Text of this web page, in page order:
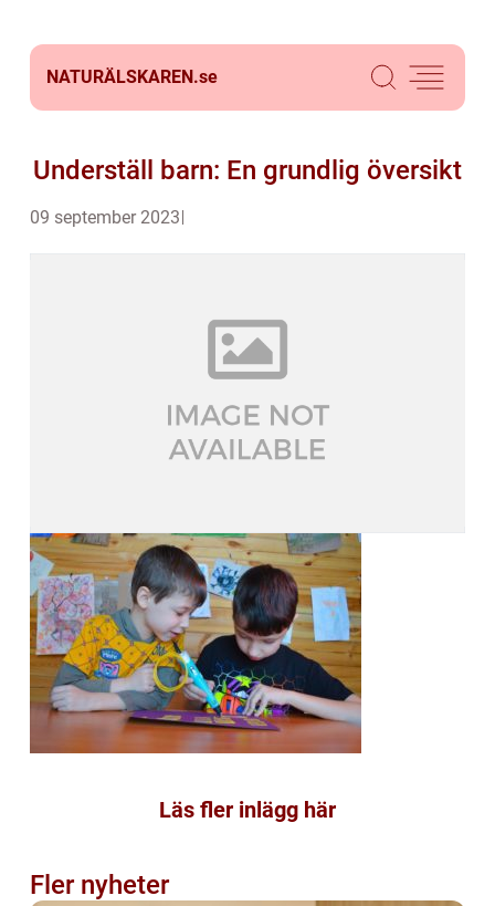
NATURÄLSKAREN.se
Underställ barn: En grundlig översikt
09 september 2023
Läs fler inlägg här
Fler nyheter